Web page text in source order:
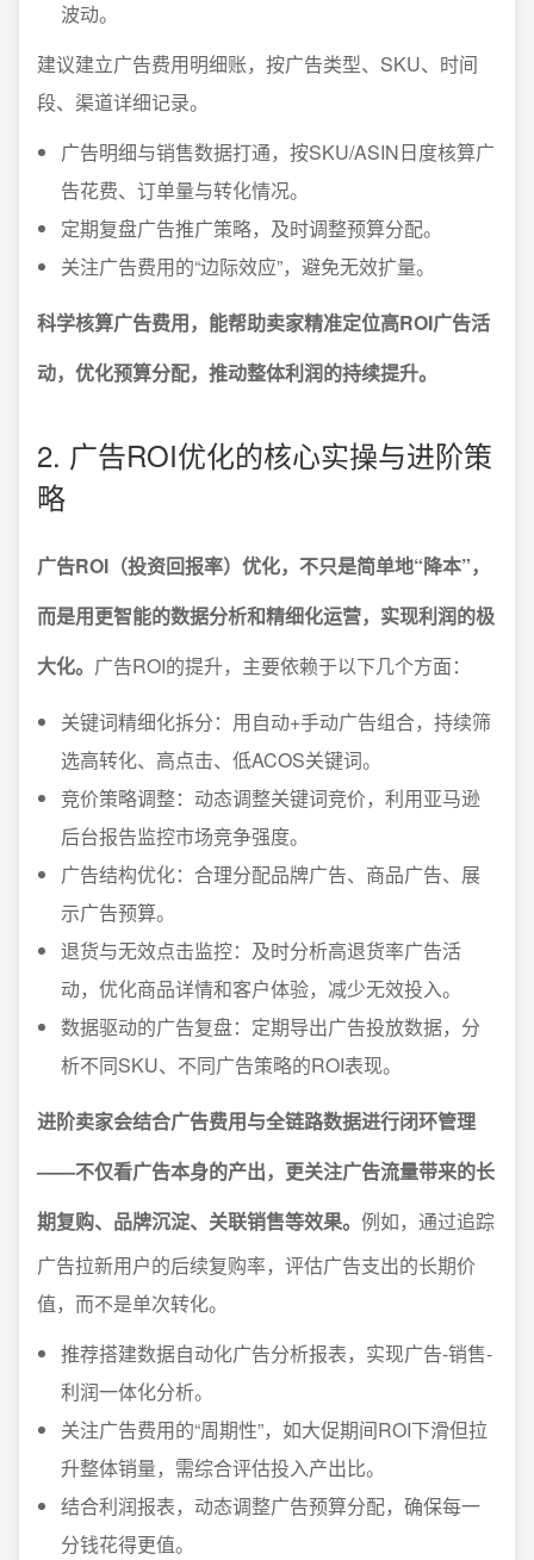
波动。
建议建立广告费用明细账，按广告类型、SKU、时间
段、渠道详细记录。
广告明细与销售数据打通，按SKU/ASIN日度核算广
告花费、订单量与转化情况。
定期复盘广告推广策略，及时调整预算分配。
关注广告费用的“边际效应”，避免无效扩量。
科学核算广告费用，能帮助卖家精准定位高ROI广告活
动，优化预算分配，推动整体利润的持续提升。
2. 广告ROI优化的核心实操与进阶策
略
广告ROI（投资回报率）优化，不只是简单地“降本”，
而是用更智能的数据分析和精细化运营，实现利润的极
大化。 广告ROI的提升，主要依赖于以下几个方面：
关键词精细化拆分：用自动+手动广告组合，持续筛
选高转化、高点击、低ACOS关键词。
竞价策略调整：动态调整关键词竞价，利用亚马逊
后台报告监控市场竞争强度。
广告结构优化：合理分配品牌广告、商品广告、展
示广告预算。
退货与无效点击监控：及时分析高退货率广告活
动，优化商品详情和客户体验，减少无效投入。
数据驱动的广告复盘：定期导出广告投放数据，分
析不同SKU、不同广告策略的ROI表现。
进阶卖家会结合广告费用与全链路数据进行闭环管理
——不仅看广告本身的产出，更关注广告流量带来的长
期复购、品牌沉淀、关联销售等效果。 例如，通过追踪
广告拉新用户的后续复购率，评估广告支出的长期价
值，而不是单次转化。
推荐搭建数据自动化广告分析报表，实现广告-销售-
利润一体化分析。
关注广告费用的“周期性”，如大促期间ROI下滑但拉
升整体销量，需综合评估投入产出比。
结合利润报表，动态调整广告预算分配，确保每一
分钱花得更值。